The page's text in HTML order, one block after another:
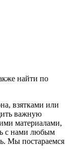
найти по
взятками или
важную
материалами,
с нами любым
Мы постараемся